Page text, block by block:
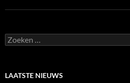
Zoeken
naar:
LAATSTE NIEUWS